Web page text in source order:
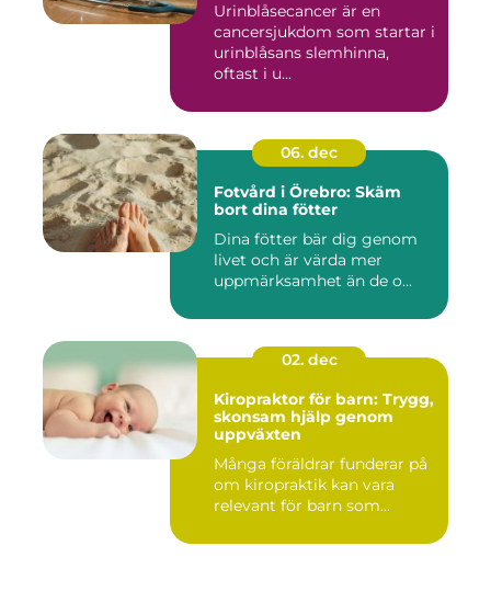
Urinblåsecancer är en
cancersjukdom som startar i
urinblåsans slemhinna,
oftast i u...
06. dec
Fotvård i Örebro: Skäm
bort dina fötter
Dina fötter bär dig genom
livet och är värda mer
uppmärksamhet än de o...
02. dec
Kiropraktor för barn: Trygg,
skonsam hjälp genom
uppväxten
Många föräldrar funderar på
om kiropraktik kan vara
relevant för barn som...